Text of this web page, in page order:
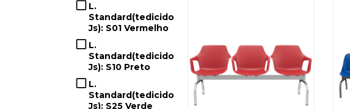
L.
Standard(tedicido
Js): S01 Vermelho
L.
Standard(tedicido
Js): S10 Preto
L.
Standard(tedicido
Js): S25 Verde